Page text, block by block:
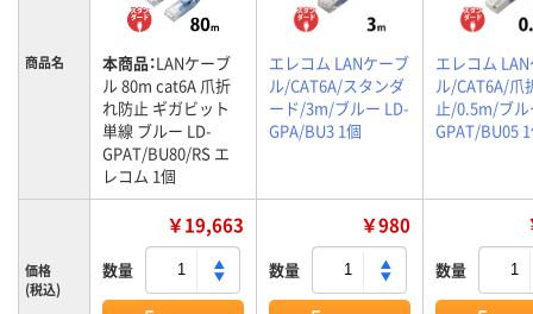
商品名 本商品：LANケーブ
ル 80m cat6A 爪折
れ防止 ギガビット
単線 ブルー LD-
GPAT/BU80/RS エ
レコム 1個
エレコム LANケーブ
ル/CAT6A/スタンダ
ード/3m/ブルー LD-
GPA/BU3 1個
エレコム
ル/CAT6A/爪
止/0.5m/ブル
GPAT/BU05
価格
(税込)
￥19,663
数量
￥980
数量 数量